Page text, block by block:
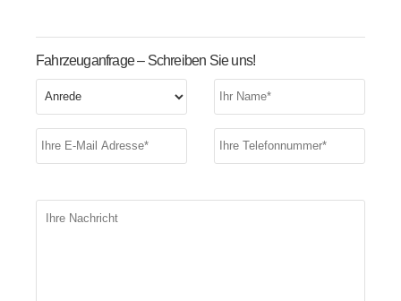
Fahrzeuganfrage – Schreiben Sie uns!